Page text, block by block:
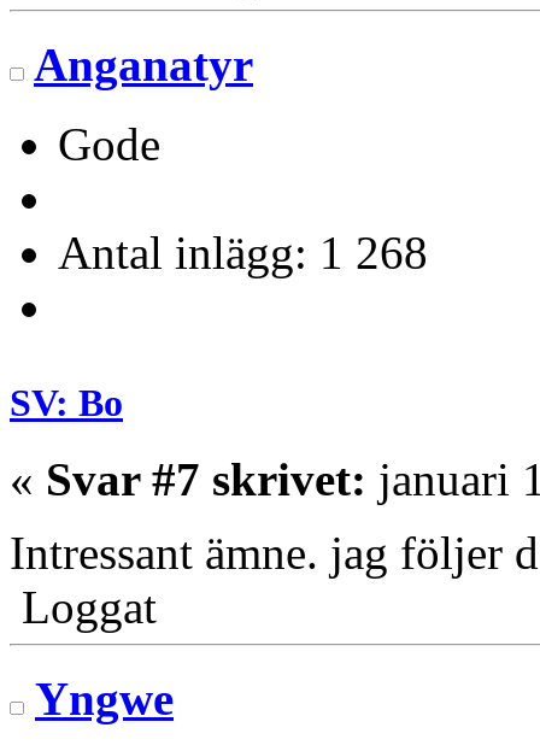
Anganatyr
Gode
Antal inlägg: 1 268
SV: Bo
« Svar #7 skrivet: januari
Intressant ämne. jag följer
Loggat
Yngwe